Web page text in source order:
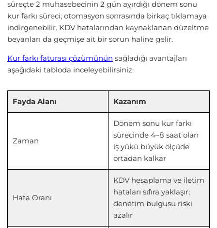
süreçte 2 muhasebecinin 2 gün ayırdığı dönem sonu
kur farkı süreci, otomasyon sonrasında birkaç tıklamaya
indirgenebilir. KDV hatalarından kaynaklanan düzeltme
beyanları da geçmişe ait bir sorun haline gelir.
Kur farkı faturası çözümünün sağladığı avantajları
aşağıdaki tabloda inceleyebilirsiniz:
Fayda Alanı Kazanım
Zaman
Dönem sonu kur farkı
sürecinde 4–8 saat olan
iş yükü büyük ölçüde
ortadan kalkar
Hata Oranı
KDV hesaplama ve iletim
hataları sıfıra yaklaşır;
denetim bulgusu riski
azalır